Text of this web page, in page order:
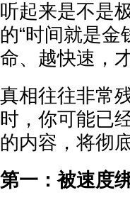
听起来是不是
的“时间就是金
命、越快速，
真相往往非常
时，你可能已
的内容，将彻
第一：被速度